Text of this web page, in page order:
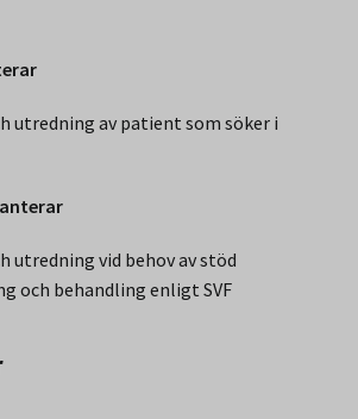
Norrbotten.
utredning av patient som söker i
utredning vid behov av stöd
och behandling enligt SVF